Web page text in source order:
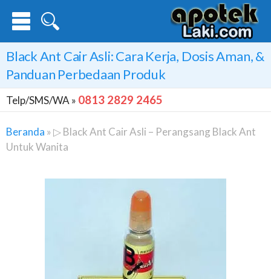
Black Ant Cair Asli: Cara Kerja, Dosis Aman, &
Panduan Perbedaan Produk
Telp/SMS/WA » 0813 2829 2465
Beranda »▷ Black Ant Cair Asli – Perangsang Black Ant
Untuk Wanita